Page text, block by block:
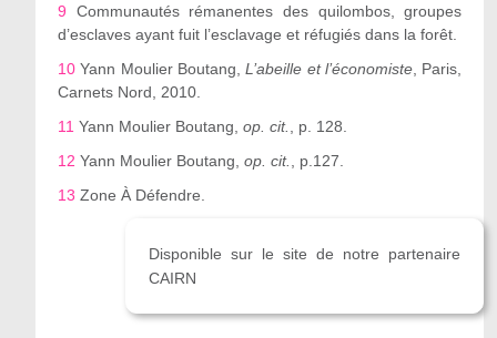
9 Communautés rémanentes des quilombos, groupes
d’esclaves ayant fuit l’esclavage et réfugiés dans la forêt.
10Yann Moulier Boutang,L’abeille et l’économiste, Paris,
Carnets Nord, 2010.
11 Yann Moulier Boutang, op. cit.
, p. 128.
12 Yann Moulier Boutang, op. cit.
, p.127.
13 Zone À Défendre.
Disponible sur le site de notre partenaire
CAIRN